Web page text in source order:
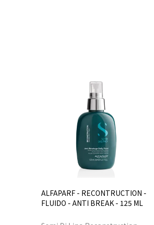
ALFAPARF - RECONTRUCTION -
FLUIDO - ANTI BREAK - 125 ML